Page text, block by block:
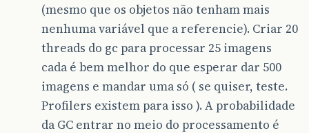
(mesmo que os objetos não tenham mais
nenhuma variável que a referencie). Criar 20
threads do gc para processar 25 imagens
cada é bem melhor do que esperar dar 500
imagens e mandar uma só ( se quiser, teste.
Profilers existem para isso ). A probabilidade
da GC entrar no meio do processamento é